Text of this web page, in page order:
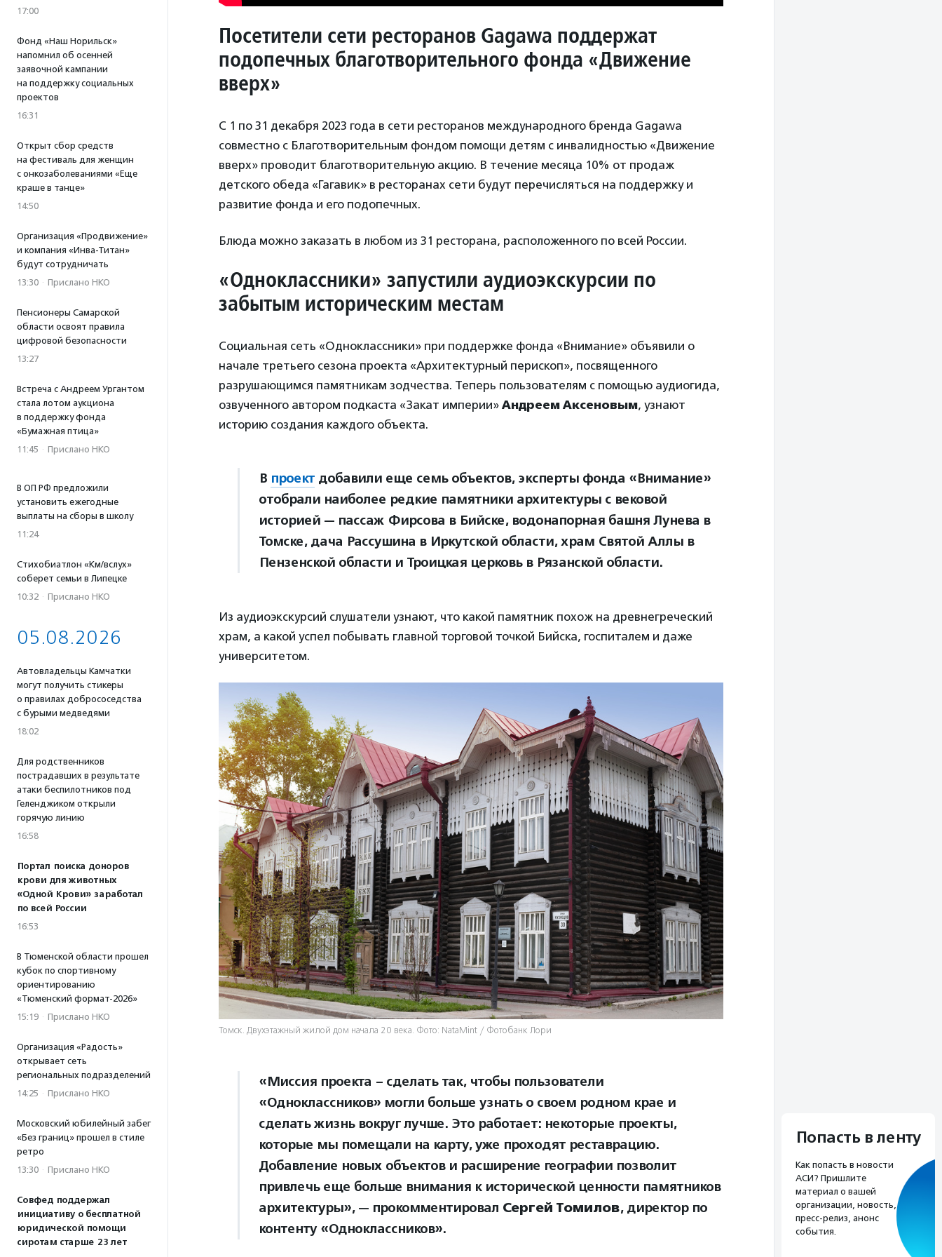
17:00
Фонд «Наш Норильск»
напомнил об осенней
заявочной кампании
на поддержку социальных
проектов
16:31
Открыт сбор средств
на фестиваль для женщин
с онкозаболеваниями «Еще
краше в танце»
14:50
Организация «Продвижение»
и компания «Инва-Титан»
будут сотрудничать
13:30 · Прислано НКО
Пенсионеры Самарской
области освоят правила
цифровой безопасности
13:27
Встреча с Андреем Ургантом
стала лотом аукциона
в поддержку фонда
«Бумажная птица»
11:45 · Прислано НКО
В ОП РФ предложили
установить ежегодные
выплаты на сборы в школу
11:24
Стихобиатлон «Км/вслух»
соберет семьи в Липецке
10:32 · Прислано НКО
05.08.2026
Автовладельцы Камчатки
могут получить стикеры
о правилах добрососедства
с бурыми медведями
18:02
Для родственников
пострадавших в результате
атаки беспилотников под
Геленджиком открыли
горячую линию
16:58
Портал поиска доноров
крови для животных
«Одной Крови» заработал
по всей России
16:53
В Тюменской области прошел
кубок по спортивному
ориентированию
«Тюменский формат-2026»
15:19 · Прислано НКО
Организация «Радость»
открывает сеть
региональных подразделений
14:25 · Прислано НКО
Московский юбилейный забег
«Без границ» прошел в стиле
ретро
13:30 · Прислано НКО
Совфед поддержал
инициативу о бесплатной
юридической помощи
сиротам старше 23 лет
Посетители сети ресторанов Gagawa поддержат
подопечных благотворительного фонда «Движение
вверх»
С 1 по 31 декабря 2023 года в сети ресторанов международного бренда Gagawa
совместно с Благотворительным фондом помощи детям с инвалидностью «Движение
вверх» проводит благотворительную акцию. В течение месяца 10% от продаж
детского обеда «Гагавик» в ресторанах сети будут перечисляться на поддержку и
развитие фонда и его подопечных.
Блюда можно заказать в любом из 31 ресторана, расположенного по всей России.
«Одноклассники» запустили аудиоэкскурсии по
забытым историческим местам
Социальная сеть «Одноклассники» при поддержке фонда «Внимание» объявили о
начале третьего сезона проекта «Архитектурный перископ», посвященного
разрушающимся памятникам зодчества. Теперь пользователям с помощью аудиогида,
озвученного автором подкаста «Закат империи» Андреем Аксеновым, узнают
историю создания каждого объекта.
В проект добавили еще семь объектов, эксперты фонда «Внимание»
отобрали наиболее редкие памятники архитектуры с вековой
историей — пассаж Фирсова в Бийске, водонапорная башня Лунева в
Томске, дача Рассушина в Иркутской области, храм Святой Аллы в
Пензенской области и Троицкая церковь в Рязанской области.
Из аудиоэкскурсий слушатели узнают, что какой памятник похож на древнегреческий
храм, а какой успел побывать главной торговой точкой Бийска, госпиталем и даже
университетом.
Томск. Двухэтажный жилой дом начала 20 века. Фото: NataMint / Фотобанк Лори
«Миссия проекта – сделать так, чтобы пользователи
«Одноклассников» могли больше узнать о своем родном крае и
сделать жизнь вокруг лучше. Это работает: некоторые проекты,
которые мы помещали на карту, уже проходят реставрацию.
Добавление новых объектов и расширение географии позволит
привлечь еще больше внимания к исторической ценности памятников
архитектуры», — прокомментировал Сергей Томилов, директор по
контенту «Одноклассников».
Попасть в ленту
Как попасть в новости
АСИ? Пришлите
материал о вашей
организации, новость,
пресс-релиз, анонс
события.